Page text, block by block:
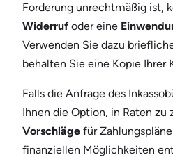
Forderung unrechtmäßig ist,
Widerruf oder eine
Verwenden Sie dazu
behalten Sie eine Kopie Ihrer
Falls die Anfrage des
Ihnen die Option, in Raten zu
Vorschläge für
finanziellen Möglichkeiten